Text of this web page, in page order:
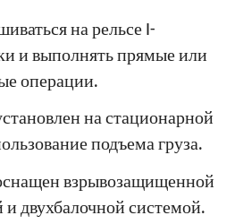
на рельсе I-
и выполнять прямые или
операции.
на стационарной
подъема груза.
взрывозащищенной
двухбалочной системой.